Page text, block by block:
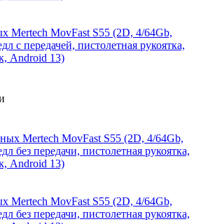
Mertech MovFast S55 (2D, 4/64Gb,
с передачей, пистолетная рукоятка,
Android 13)
Mertech MovFast S55 (2D, 4/64Gb,
без передачи, пистолетная рукоятка,